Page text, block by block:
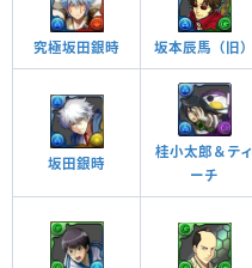
究極坂田銀時 坂本辰馬（旧）
坂田銀時
桂小太郎＆ティ
ーチ